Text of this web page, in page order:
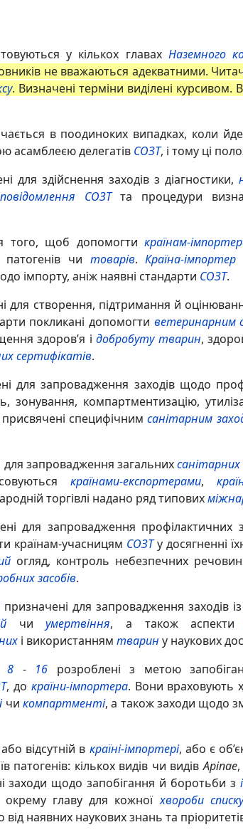
у кількох главах Наземного
не вважаються адекватними.
. Визначені терміни виділені курсивом.
в поодиноких випадках, коли
асамблеєю делегатів СОЗТ, і тому ці
для здійснення заходів з діагностики,
повідомлення СОЗТта процедури
того, щоб допомогтикраїнам-
чи товарів.Країна-імпортер
імпорту, аніж наявні стандарти СОЗТ.
для створення, підтримання й
покликані допомогти ветеринарним
здоров’я ідобробуту тварин,
сертифікатів.
для запровадження заходів щодо
зонування, компартментизацію,
присвячені специфічнимсанітарним
для запровадження загальнихсанітарних
країнами-експортерами,
торгівлі надано ряд типових
для запровадження профілактичних
країнам-учасницям СОЗТу досягненні
огляд, контроль небезпечних
засобів.
призначені для запровадження заходів
чиумертвіння, а також аспекти
і використанням тварин у наукових
8 - 16 розроблені з метою
, до країни-імпортера. Вони враховують
чи компартменті, а також заходи щодо
відсутній в країні-імпортері, або є
патогенів: кількох видів чи видівApinae
заходи щодо запобігання й боротьби з
главу для кожноїхвороби
наявних наукових знань та